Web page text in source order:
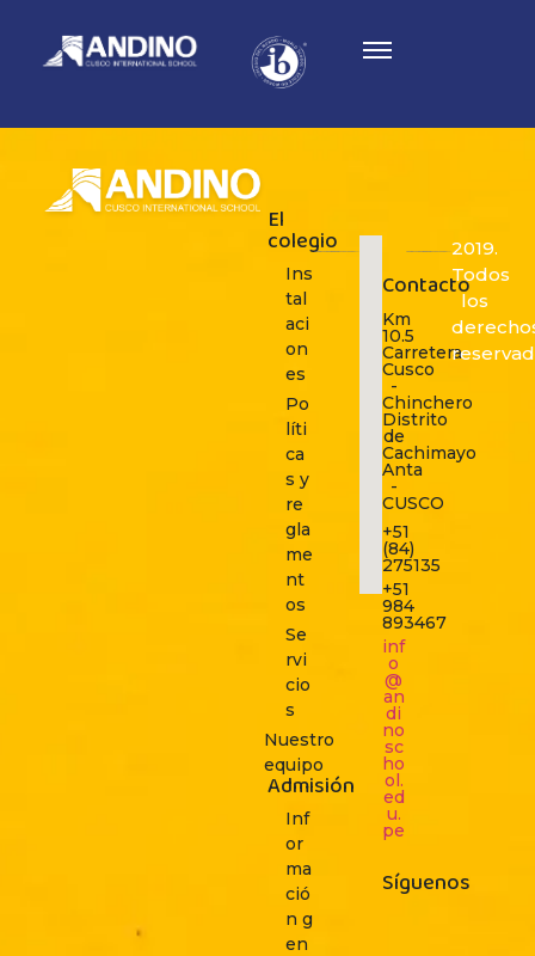
Heidy Sánchez
El
colegio
Ins
tal
aci
on
es
Po
líti
ca
s y
re
gla
me
nt
os
Se
rvi
cio
s
Nuestro
equipo
Admisión
Inf
or
ma
ció
n g
en
Contacto
Km
10.5
Carretera
Cusco
-
Chinchero
Distrito
de
Cachimayo
Anta
-
CUSCO
+51
(84)
275135
+51
984
893467
inf
o
@
an
di
no
sc
ho
ol.
ed
u.
pe
Síguenos
2019.
Todos
los